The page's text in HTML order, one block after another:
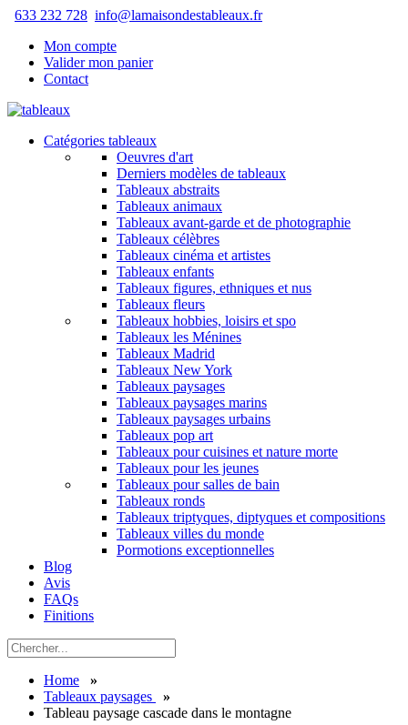
633 232 728 info@lamaisondestableaux.fr
Mon compte
Valider mon panier
Contact
Catégories tableaux
Oeuvres d'art
Derniers modèles de tableaux
Tableaux abstraits
Tableaux animaux
Tableaux avant-garde et de photographie
Tableaux célèbres
Tableaux cinéma et artistes
Tableaux enfants
Tableaux figures, ethniques et nus
Tableaux fleurs
Tableaux hobbies, loisirs et spo
Tableaux les Ménines
Tableaux Madrid
Tableaux New York
Tableaux paysages
Tableaux paysages marins
Tableaux paysages urbains
Tableaux pop art
Tableaux pour cuisines et nature morte
Tableaux pour les jeunes
Tableaux pour salles de bain
Tableaux ronds
Tableaux triptyques, diptyques et compositions
Tableaux villes du monde
Pormotions exceptionnelles
Blog
Avis
FAQs
Finitions
Home
»
Tableaux paysages
»
Tableau paysage cascade dans le montagne